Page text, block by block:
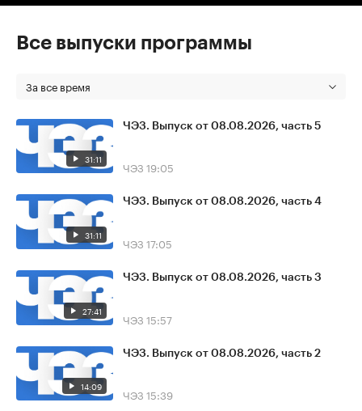
Все выпуски программы
За все время
31:11
ЧЭЗ. Выпуск от 08.08.2026, часть 5
ЧЭЗ 19:05
31:11
ЧЭЗ. Выпуск от 08.08.2026, часть 4
ЧЭЗ 17:05
27:41
ЧЭЗ. Выпуск от 08.08.2026, часть 3
ЧЭЗ 15:57
14:09
ЧЭЗ. Выпуск от 08.08.2026, часть 2
ЧЭЗ 15:39